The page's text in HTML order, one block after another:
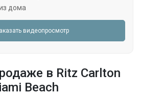
дома
видеопросмотр
в Ritz Carlton
Beach